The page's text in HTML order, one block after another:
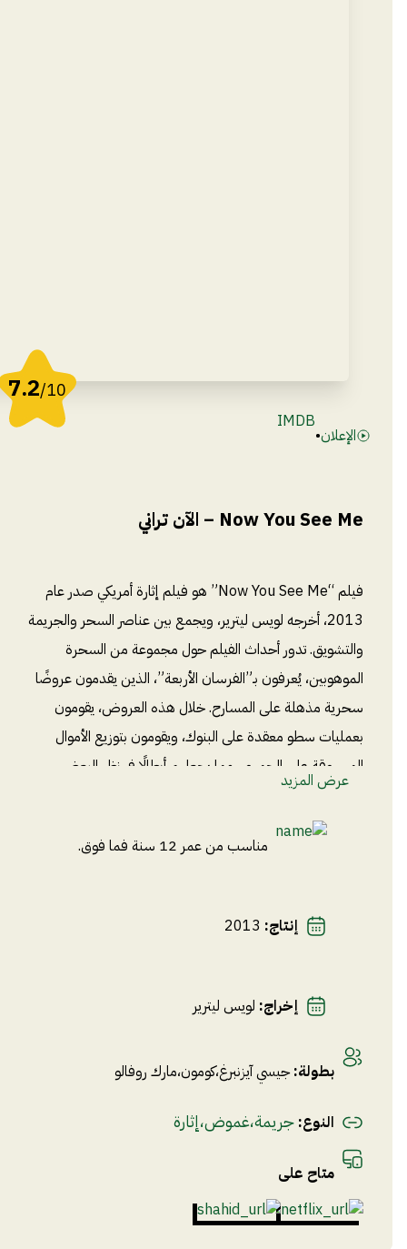
7.2/10
الإعلان•
IMDB
Now You See Me – الآن تراني
فيلم “Now You See Me” هو فيلم إثارة أمريكي صدر عام
2013، أخرجه لويس ليترير، ويجمع بين عناصر السحر والجريمة
والتشويق. تدور أحداث الفيلم حول مجموعة من السحرة
الموهوبين، يُعرفون بـ”الفرسان الأربعة”، الذين يقدمون عروضًا
سحرية مذهلة على المسارح. خلال هذه العروض، يقومون
بعمليات سطو معقدة على البنوك، ويقومون بتوزيع الأموال
المسروقة على الجمهور، مما يجعلهم أبطالًا في نظر البعض
ومجرمين في نظر آخرين. هذا التحدي المستمر بين السحرة
ومكتب التحقيقات الفيدرالي، بقيادة العميل ديلان رودس، يخلق
جوًا من الإثارة والتشويق طوال أحداث الفيلم.
عرض المزيد
مناسب من عمر 12 سنة فما فوق.
إنتاج:
2013
إخراج: لويس ليترير
بطولة: جيسي آيزنبرغ،كومون،مارك روفالو
النوع: جريمة،غموض،إثارة
متاح على